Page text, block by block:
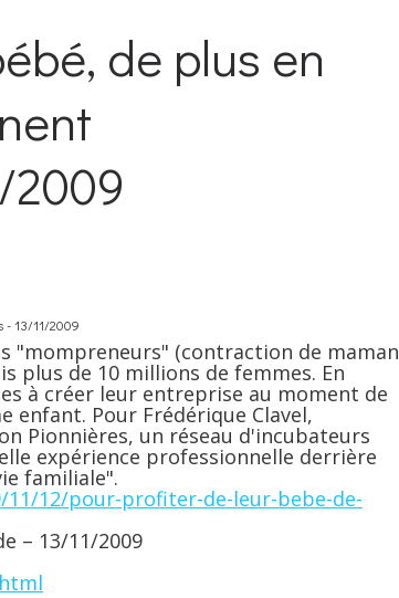
de plus en
2009
- 13/11/2009
"mompreneurs" (contraction de maman
plus de 10 millions de femmes. En
à créer leur entreprise au moment de
enfant. Pour Frédérique Clavel,
Pionnières, un réseau d'incubateurs
expérience professionnelle derrière
familiale".
12/pour-profiter-de-leur-bebe-de-
– 13/11/2009